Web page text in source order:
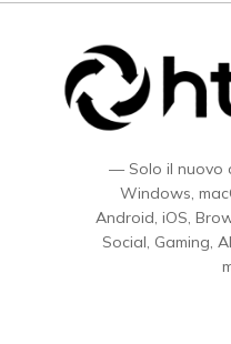
— Solo il nuovo
Windows,
Android, iOS,
Social, Gaming,